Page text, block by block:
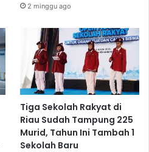
2 minggu ago
Tiga Sekolah Rakyat di
Riau Sudah Tampung 225
Murid, Tahun Ini Tambah 1
Sekolah Baru